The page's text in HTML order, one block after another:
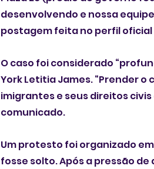
desenvolvendo e nossa
postagem feita no perfil
O caso foi considerado
York Letitia James. “Prender
imigrantes e seus direitos
comunicado.
Um protesto foi organizado
fosse solto. Após a pressão